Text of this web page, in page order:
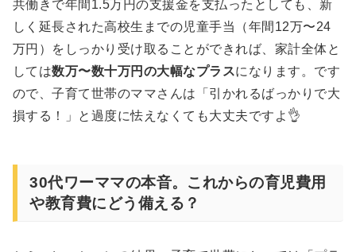
共働きで年間1.5万円の支援金を支払ったとしても、新
しく延長された高校生までの児童手当（年間12万〜24
万円）をしっかり受け取ることができれば、家計全体と
しては数万〜数十万円の大幅なプラスになります。です
ので、子育て世帯のママさんは「引かれるばっかりで大
損する！」と過度に怯えなくても大丈夫ですよ👌
30代ワーママの本音。これからの育児費用
や教育費にどう備える？